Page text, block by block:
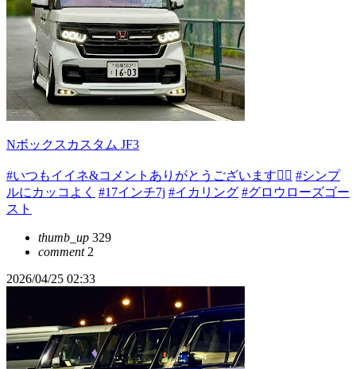
Nボックスカスタム JF3
#いつもイイネ&コメントありがとうございます🙇‍♂️ #シンプ
ルにカッコよく #17インチ7j #イカリング #グロウローズゴー
スト
thumb_up 329
comment2
2026/04/25 02:33